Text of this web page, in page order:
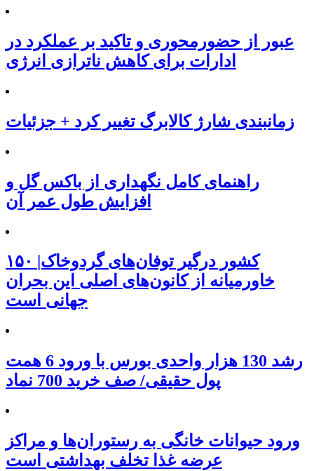
عبور از حضورمحوری و تاکید بر عملکرد در
ادارات برای کاهش ناترازی انرژی
زمانبندی شارژ کالابرگ تغییر کرد + جزئیات
راهنمای کامل نگهداری از باکس گل و
افزایش طول عمر آن
۱۵۰ کشور درگیر توفان‌های گردوخاک|
خاورمیانه از کانون‌های اصلی این بحران
جهانی است
رشد 130 هزار واحدی بورس با ورود 6 همت
پول حقیقی/ صف خرید 700 نماد
ورود حیوانات خانگی به رستوران‌ها و مراکز
عرضه غذا تخلف بهداشتی است